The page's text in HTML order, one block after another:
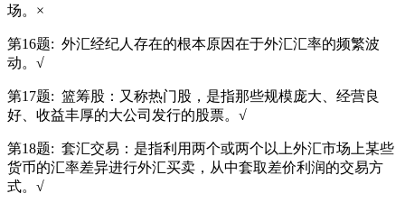
场。×
第16题: 外汇经纪人存在的根本原因在于外汇汇率的频繁波
动。√
第17题: 篮筹股：又称热门股，是指那些规模庞大、经营良
好、收益丰厚的大公司发行的股票。√
第18题: 套汇交易：是指利用两个或两个以上外汇市场上某些
货币的汇率差异进行外汇买卖，从中套取差价利润的交易方
式。√